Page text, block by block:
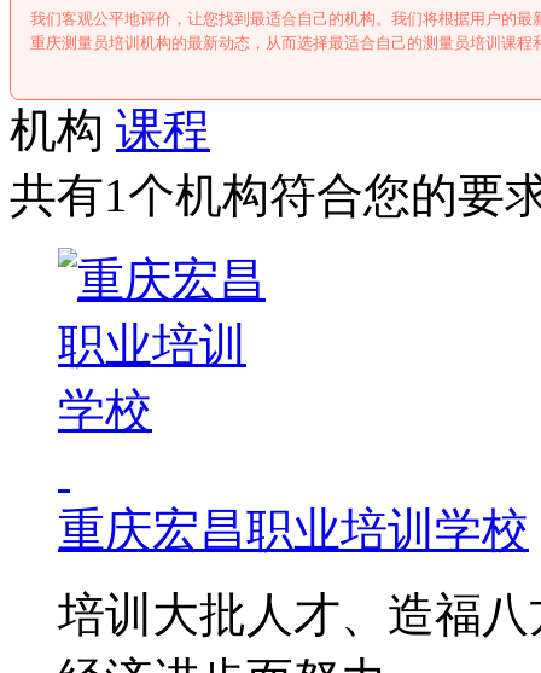
我们客观公平地评价，让您找到最适合自己的机构。我们将根据用户的
重庆测量员培训机构的最新动态，从而选择最适合自己的测量员培训课程
机构 课程
共有1个机构符合您的要
重庆宏昌职业培训学校
培训大批人才、造福